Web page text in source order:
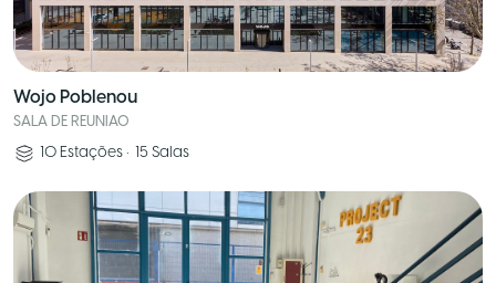
Wojo Poblenou
SALA DE REUNIAO
10 Estações • 15 Salas